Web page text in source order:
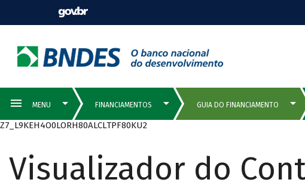
Z7_L9KEH4O0LORH80ALCLTPF80KU2
Visualizador do